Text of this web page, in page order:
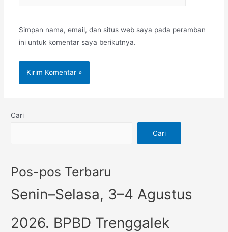
Simpan nama, email, dan situs web saya pada peramban
ini untuk komentar saya berikutnya.
Cari
Cari
Pos-pos Terbaru
Senin–Selasa, 3–4 Agustus
2026. BPBD Trenggalek